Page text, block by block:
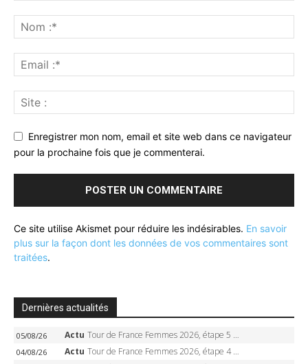
Enregistrer mon nom, email et site web dans ce navigateur
pour la prochaine fois que je commenterai.
Ce site utilise Akismet pour réduire les indésirables. En savoir
plus sur la façon dont les données de vos commentaires sont
traitées.
Dernières actualités
05/08/26 Actu Tour de France Femmes 2026, étape 5 – Demi Vollering gagne à Belleville, Reusser en jaune, Ferrand-Prévot coule
04/08/26 Actu Tour de France Femmes 2026, étape 4 – Marlen Reusser écrase le chrono, Ferrand-Prévot en crise